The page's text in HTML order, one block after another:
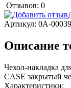
Отзывов: 0
Артикул: 0А-
Описание
Чехол-накладка
CASE закрытый
Характеристики: